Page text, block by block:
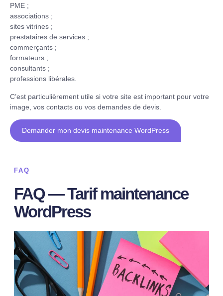
PME ;
associations ;
sites vitrines ;
prestataires de services ;
commerçants ;
formateurs ;
consultants ;
professions libérales.
C’est particulièrement utile si votre site est important pour votre
image, vos contacts ou vos demandes de devis.
Demander mon devis maintenance WordPress
FAQ
FAQ — Tarif maintenance
WordPress